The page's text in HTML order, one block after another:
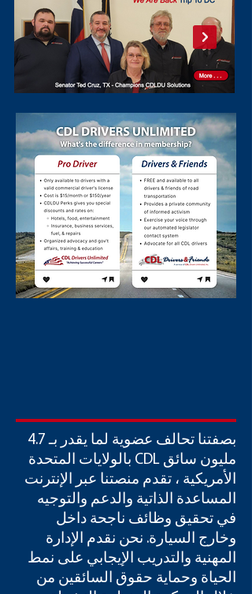
بصفتنا تحالف عضوية لما يقدر بـ 4.7
مليون سائق CDL بالولايات المتحدة
الأمريكية ، تقدم منصتنا عبر الإنترنت
المساعدة الذاتية والدعم والتوجيه
في تحقيق وظائف ناجحة داخل
وخارج السيارة. نحن نقدم الإدارة
المهنية والتدريب الإيجابي على نمط
الحياة وحماية حقوق السائقين من